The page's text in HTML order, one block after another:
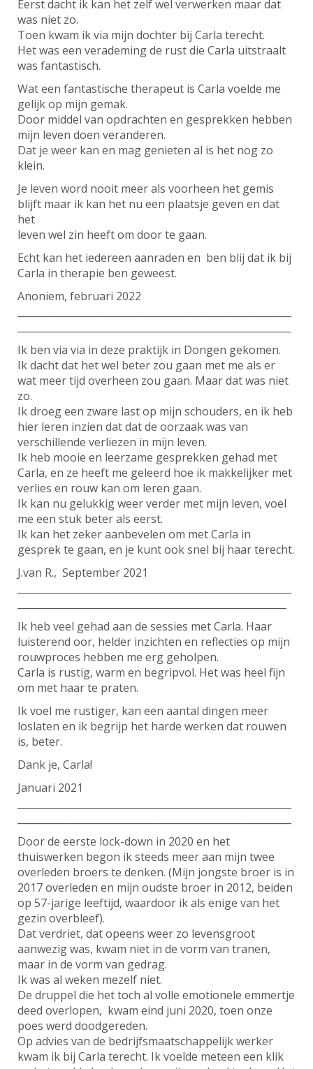
Eerst dacht ik kan het zelf wel verwerken maar dat
was niet zo.
Toen kwam ik via mijn dochter bij Carla terecht.
Het was een verademing de rust die Carla uitstraalt
was fantastisch.
Wat een fantastische therapeut is Carla voelde me
gelijk op mijn gemak.
Door middel van opdrachten en gesprekken hebben
mijn leven doen veranderen.
Dat je weer kan en mag genieten al is het nog zo
klein.
Je leven word nooit meer als voorheen het gemis
blijft maar ik kan het nu een plaatsje geven en dat
het
leven wel zin heeft om door te gaan.
Echt kan het iedereen aanraden en ben blij dat ik bij
Carla in therapie ben geweest.
Anoniem, februari 2022
Ik ben via via in deze praktijk in Dongen gekomen.
Ik dacht dat het wel beter zou gaan met me als er
wat meer tijd overheen zou gaan. Maar dat was niet
zo.
Ik droeg een zware last op mijn schouders, en ik heb
hier leren inzien dat dat de oorzaak was van
verschillende verliezen in mijn leven.
Ik heb mooie en leerzame gesprekken gehad met
Carla, en ze heeft me geleerd hoe ik makkelijker met
verlies en rouw kan om leren gaan.
Ik kan nu gelukkig weer verder met mijn leven, voel
me een stuk beter als eerst.
Ik kan het zeker aanbevelen om met Carla in
gesprek te gaan, en je kunt ook snel bij haar terecht.
J.van R., September 2021
Ik heb veel gehad aan de sessies met Carla. Haar
luisterend oor, helder inzichten en reflecties op mijn
rouwproces hebben me erg geholpen.
Carla is rustig, warm en begripvol. Het was heel fijn
om met haar te praten.
Ik voel me rustiger, kan een aantal dingen meer
loslaten en ik begrijp het harde werken dat rouwen
is, beter.
Dank je, Carla!
Januari 2021
Door de eerste lock-down in 2020 en het
thuiswerken begon ik steeds meer aan mijn twee
overleden broers te denken. (Mijn jongste broer is in
2017 overleden en mijn oudste broer in 2012, beiden
op 57-jarige leeftijd, waardoor ik als enige van het
gezin overbleef).
Dat verdriet, dat opeens weer zo levensgroot
aanwezig was, kwam niet in de vorm van tranen,
maar in de vorm van gedrag.
Ik was al weken mezelf niet.
De druppel die het toch al volle emotionele emmertje
deed overlopen, kwam eind juni 2020, toen onze
poes werd doodgereden.
Op advies van de bedrijfsmaatschappelijk werker
kwam ik bij Carla terecht. Ik voelde meteen een klik